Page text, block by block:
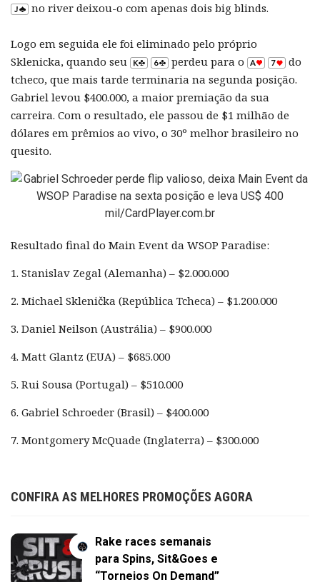
no river deixou-o com apenas dois big blinds.
Logo em seguida ele foi eliminado pelo próprio
Sklenicka, quando seu
perdeu para o
do
tcheco, que mais tarde terminaria na segunda posição.
Gabriel levou $400.000, a maior premiação da sua
carreira. Com o resultado, ele passou de $1 milhão de
dólares em prêmios ao vivo, o 30º melhor brasileiro no
quesito.
Resultado final do Main Event da WSOP Paradise:
1. Stanislav Zegal (Alemanha) – $2.000.000
2. Michael Sklenička (República Tcheca) – $1.200.000
3. Daniel Neilson (Austrália) – $900.000
4. Matt Glantz (EUA) – $685.000
5. Rui Sousa (Portugal) – $510.000
6. Gabriel Schroeder (Brasil) – $400.000
7. Montgomery McQuade (Inglaterra) – $300.000
CONFIRA AS MELHORES PROMOÇÕES AGORA
Rake races semanais
para Spins, Sit&Goes e
“Torneios On Demand”